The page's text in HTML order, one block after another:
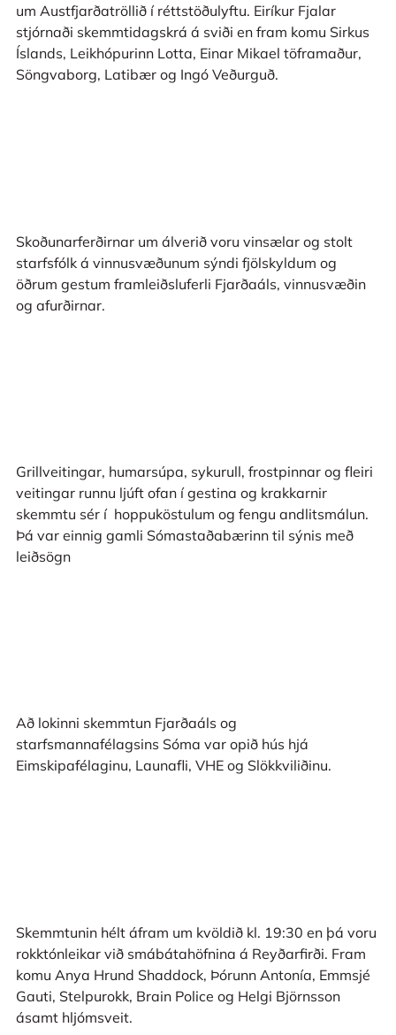
um Austfjarðatröllið í réttstöðulyftu. Eiríkur Fjalar
stjórnaði skemmtidagskrá á sviði en fram komu Sirkus
Íslands, Leikhópurinn Lotta, Einar Mikael töframaður,
Söngvaborg, Latibær og Ingó Veðurguð.
Skoðunarferðirnar um álverið voru vinsælar og stolt
starfsfólk á vinnusvæðunum sýndi fjölskyldum og
öðrum gestum framleiðsluferli Fjarðaáls, vinnusvæðin
og afurðirnar.
Grillveitingar, humarsúpa, sykurull, frostpinnar og fleiri
veitingar runnu ljúft ofan í gestina og krakkarnir
skemmtu sér í hoppuköstulum og fengu andlitsmálun.
Þá var einnig gamli Sómastaðabærinn til sýnis með
leiðsögn
Að lokinni skemmtun Fjarðaáls og
starfsmannafélagsins Sóma var opið hús hjá
Eimskipafélaginu, Launafli, VHE og Slökkviliðinu.
Skemmtunin hélt áfram um kvöldið kl. 19:30 en þá voru
rokktónleikar við smábátahöfnina á Reyðarfirði. Fram
komu Anya Hrund Shaddock, Þórunn Antonía, Emmsjé
Gauti, Stelpurokk, Brain Police og Helgi Björnsson
ásamt hljómsveit.